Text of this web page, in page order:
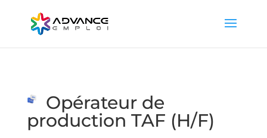
Opérateur de
production TAF (H/F)